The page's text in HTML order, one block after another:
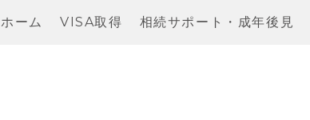
ホーム VISA取得 相続サポート・成年後見